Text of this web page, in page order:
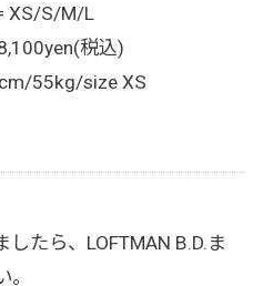
XS/S/M/L
税込)
55kg/size XS
たら、LOFTMAN B.D.ま